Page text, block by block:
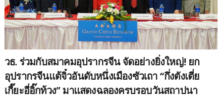
วธ. ร่วมกับสมาคมอุปรากรจีน จัดอย่างยิ่งใหญ่! ยก
อุปรากรจีนแต้จิ๋วอันดับหนึ่งเมืองซัวเถา “กึ่งตังเตี่ย
เกี๊ยะอี่อิ๊กท้วง” มาแสดงฉลองครบรอบวันสถาปนา